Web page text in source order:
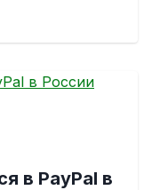
в PayPal в